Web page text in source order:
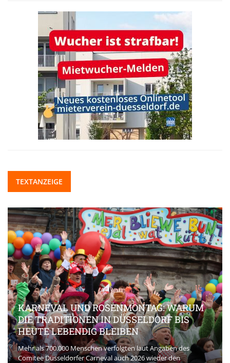
TEXTANZEIGE
KARNEVAL UND ROSENMONTAG: WARUM
DIE TRADITIONEN IN DÜSSELDORF BIS
HEUTE LEBENDIG BLEIBEN
Mehr als 700.000 Menschen verfolgten laut Angaben des
Comitee Düsseldorfer Carneval auch 2026 wieder den